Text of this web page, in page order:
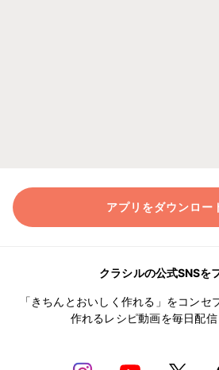
アプリをダウンロー
クラシルの公式SNSを
「きちんとおいしく作れる」をコンセ
作れるレシピ動画を毎日配信